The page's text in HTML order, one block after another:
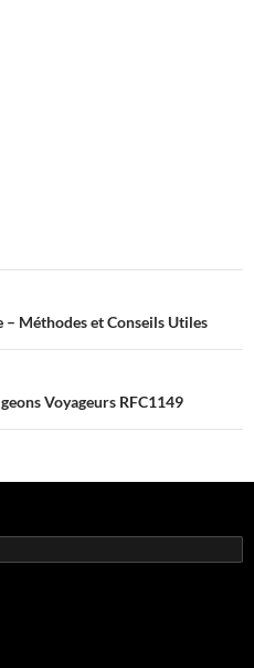
Méthodes et Conseils Utiles
Voyageurs RFC1149